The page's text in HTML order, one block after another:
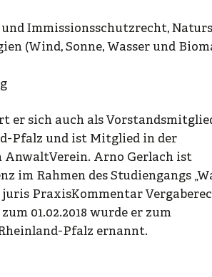
Immissionsschutzrecht,
(Wind, Sonne, Wasser und
er sich auch als
Pfalz und ist Mitglied in der
AnwaltVerein. Arno Gerlach ist
im Rahmen des Studiengangs
PraxisKommentar
01.02.2018 wurde er zum
Pfalz ernannt.